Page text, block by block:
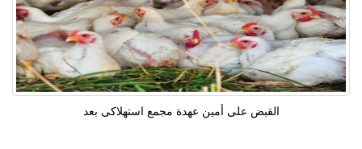
القبض على أمين عهدة مجمع استهلاكى بعد